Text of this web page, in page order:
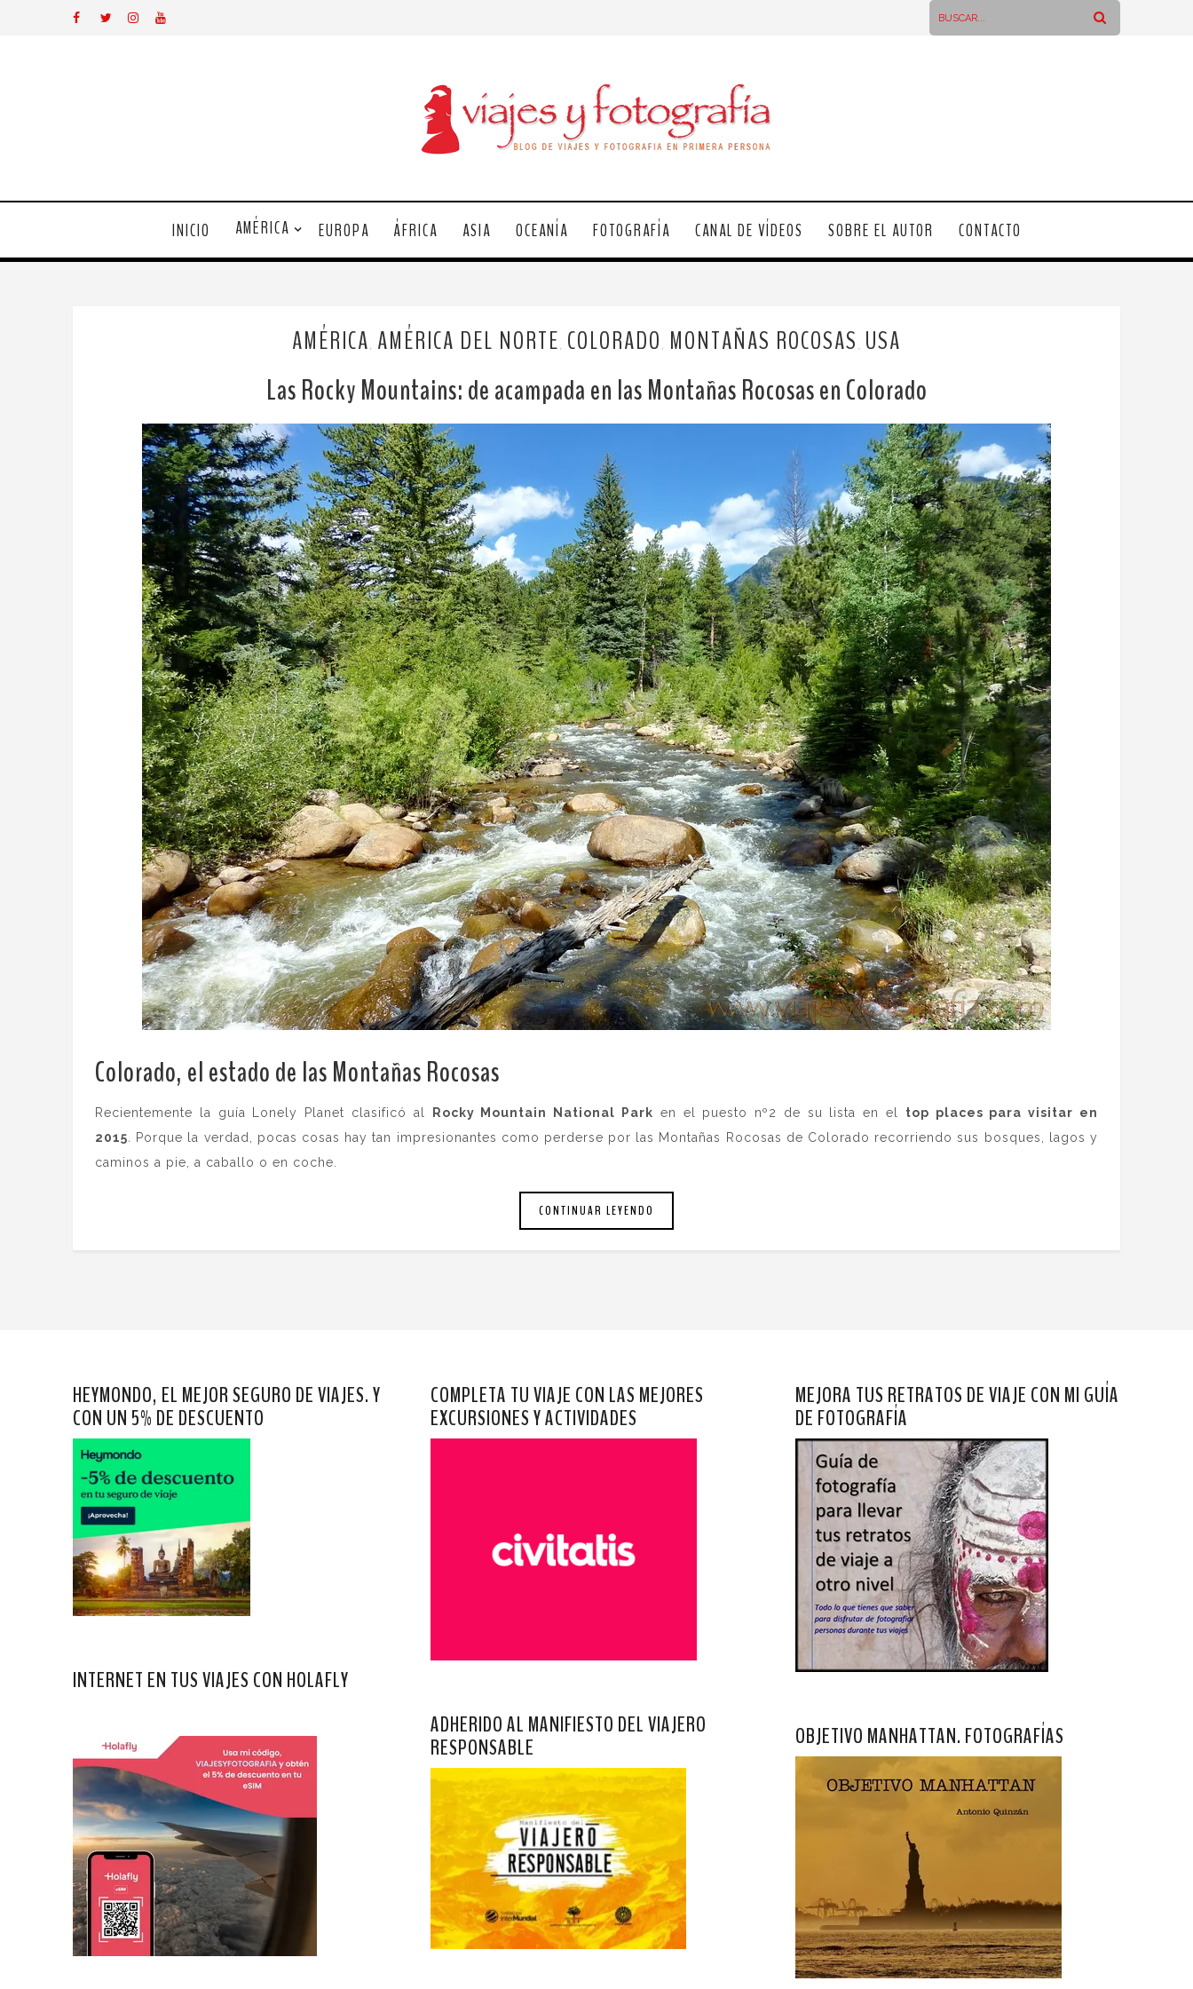
INICIO AMÉRICA EUROPA ÁFRICA ASIA OCEANÍA FOTOGRAFÍA CANAL DE VÍDEOS SOBRE EL AUTOR CONTACTO
AMÉRICA AMÉRICA DEL NORTE COLORADO MONTAÑAS ROCOSAS USA
Las Rocky Mountains: de acampada en las Montañas Rocosas en Colorado
Colorado, el estado de las Montañas Rocosas
Recientemente la guía Lonely Planet clasificó al Rocky Mountain National Park en el puesto nº2 de su lista en el top places para visitar en
2015. Porque la verdad, pocas cosas hay tan impresionantes como perderse por las Montañas Rocosas de Colorado recorriendo sus bosques, lagos y
caminos a pie, a caballo o en coche.
CONTINUAR LEYENDO
HEYMONDO, EL MEJOR SEGURO DE VIAJES. Y
CON UN 5% DE DESCUENTO
INTERNET EN TUS VIAJES CON HOLAFLY
COMPLETA TU VIAJE CON LAS MEJORES
EXCURSIONES Y ACTIVIDADES
ADHERIDO AL MANIFIESTO DEL VIAJERO
RESPONSABLE
MEJORA TUS RETRATOS DE VIAJE CON MI GUÍA
DE FOTOGRAFÍA
OBJETIVO MANHATTAN. FOTOGRAFÍAS